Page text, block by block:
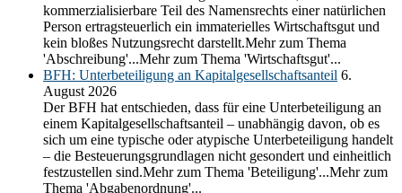
kommerzialisierbare Teil des Namensrechts einer natürlichen
Person ertragsteuerlich ein immaterielles Wirtschaftsgut und
kein bloßes Nutzungsrecht darstellt.Mehr zum Thema
'Abschreibung'...Mehr zum Thema 'Wirtschaftsgut'...
BFH: Unterbeteiligung an Kapitalgesellschaftsanteil 6.
August 2026
Der BFH hat entschieden, dass für eine Unterbeteiligung an
einem Kapitalgesellschaftsanteil – unabhängig davon, ob es
sich um eine typische oder atypische Unterbeteiligung handelt
– die Besteuerungsgrundlagen nicht gesondert und einheitlich
festzustellen sind.Mehr zum Thema 'Beteiligung'...Mehr zum
Thema 'Abgabenordnung'...